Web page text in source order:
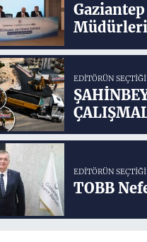
EDITÖRÜN SEÇTIĞI
EDITÖRÜN SEÇTIĞI
TOBB